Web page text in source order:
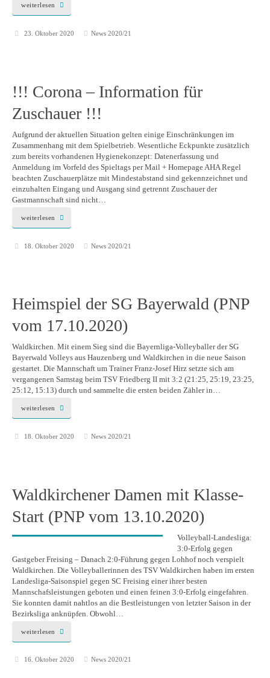
weiterlesen
23. Oktober 2020 News 2020/21
!!! Corona – Information für
Zuschauer !!!
Aufgrund der aktuellen Situation gelten einige Einschränkungen im
Zusammenhang mit dem Spielbetrieb. Wesentliche Eckpunkte zusätzlich
zum bereits vorhandenen Hygienekonzept: Datenerfassung und
Anmeldung im Vorfeld des Spieltags per Mail + Homepage AHA Regel
beachten Zuschauerplätze mit Mindestabstand sind gekennzeichnet und
einzuhalten Eingang und Ausgang sind getrennt Zuschauer der
Gastmannschaft sind nicht…
weiterlesen
18. Oktober 2020 News 2020/21
Heimspiel der SG Bayerwald (PNP
vom 17.10.2020)
Waldkirchen. Mit einem Sieg sind die Bayernliga-Volleyballer der SG
Bayerwald Volleys aus Hauzenberg und Waldkirchen in die neue Saison
gestartet. Die Mannschaft um Trainer Franz-Josef Hirz setzte sich am
vergangenen Samstag beim TSV Friedberg II mit 3:2 (21:25, 25:19, 23:25,
25:12, 15:13) durch und sammelte die ersten beiden Zähler in…
weiterlesen
18. Oktober 2020 News 2020/21
Waldkirchener Damen mit Klasse-
Start (PNP vom 13.10.2020)
Volleyball-Landesliga:
3:0-Erfolg gegen
Gastgeber Freising – Danach 2:0-Führung gegen Lohhof noch verspielt
Waldkirchen. Die Volleyballerinnen des TSV Waldkirchen haben im ersten
Landesliga-Saisonspiel gegen SC Freising einer ihrer besten
Mannschafsleistungen geboten und einen feinen 3:0-Erfolg eingefahren.
Sie konnten damit nahtlos an die Bestleistungen von letzter Saison in der
Bezirksliga anknüpfen. Obwohl…
weiterlesen
16. Oktober 2020 News 2020/21